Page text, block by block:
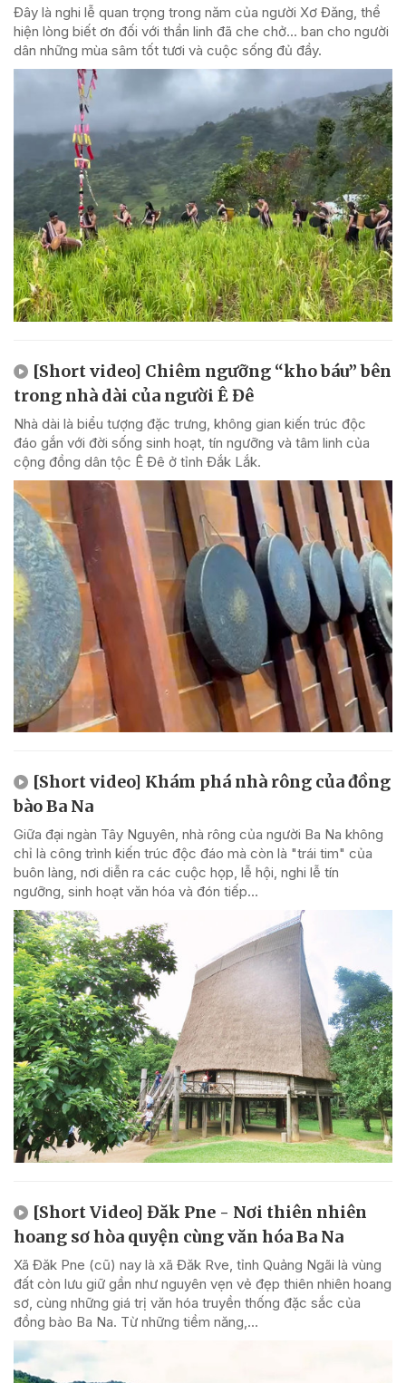
Đây là nghi lễ quan trọng trong năm của người Xơ Đăng, thể
hiện lòng biết ơn đối với thần linh đã che chở... ban cho người
dân những mùa sâm tốt tươi và cuộc sống đủ đầy.
[Short video] Chiêm ngưỡng “kho báu” bên
trong nhà dài của người Ê Đê
Nhà dài là biểu tượng đặc trưng, không gian kiến trúc độc
đáo gắn với đời sống sinh hoạt, tín ngưỡng và tâm linh của
cộng đồng dân tộc Ê Đê ở tỉnh Đắk Lắk.
[Short video] Khám phá nhà rông của đồng
bào Ba Na
Giữa đại ngàn Tây Nguyên, nhà rông của người Ba Na không
chỉ là công trình kiến trúc độc đáo mà còn là "trái tim" của
buôn làng, nơi diễn ra các cuộc họp, lễ hội, nghi lễ tín
ngưỡng, sinh hoạt văn hóa và đón tiếp...
[Short Video] Đăk Pne - Nơi thiên nhiên
hoang sơ hòa quyện cùng văn hóa Ba Na
Xã Đăk Pne (cũ) nay là xã Đăk Rve, tỉnh Quảng Ngãi là vùng
đất còn lưu giữ gần như nguyên vẹn vẻ đẹp thiên nhiên hoang
sơ, cùng những giá trị văn hóa truyền thống đặc sắc của
đồng bào Ba Na. Từ những tiềm năng,...